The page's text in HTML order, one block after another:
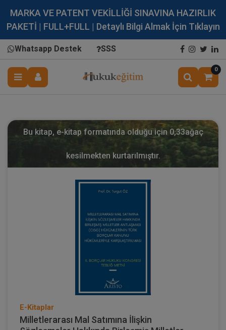
MARKA VE PATENT VEKİLLİĞİ SINAVINA HAZIRLIK
PAKETİ | FULL+FULL | Detaylı Bilgi Almak İçin Tıklayın
Whatsapp Destek SSS
0
Bu kitap, e-kitap formatında olduğu için 0,33ağaç
kesilmekten kurtarılmıştır.
E-Kitaplar
Milletlerarası Mal Satımına İlişkin